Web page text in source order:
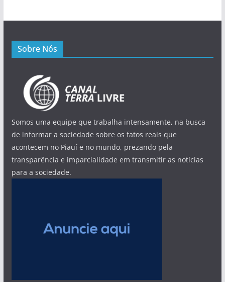
Sobre Nós
Somos uma equipe que trabalha intensamente, na busca
de informar a sociedade sobre os fatos reais que
acontecem no Piauí e no mundo, prezando pela
transparência e imparcialidade em transmitir as notícias
para a sociedade.